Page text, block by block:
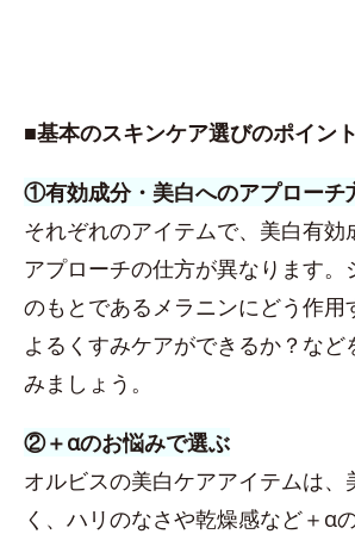
■基本のスキンケア選びのポイント
①有効成分・美白へのアプローチ
それぞれのアイテムで、美白有効
アプローチの仕方が異なります。
のもとであるメラニンにどう作用
よるくすみケアができるか？など
みましょう。
②＋αのお悩みで選ぶ
オルビスの美白ケアアイテムは、
く、ハリのなさや乾燥感など＋α